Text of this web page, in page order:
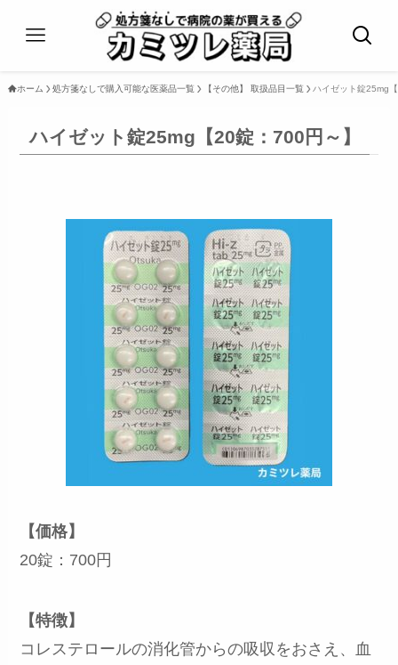
ホーム 処方箋なしで購入可能な医薬品一覧 【その他】 取扱品目一覧 ハイゼット錠25mg
ハイゼット錠25mg【20錠：700円～】
【価格】
20錠：700円
【特徴】
コレステロールの消化管からの吸収をおさえ、血